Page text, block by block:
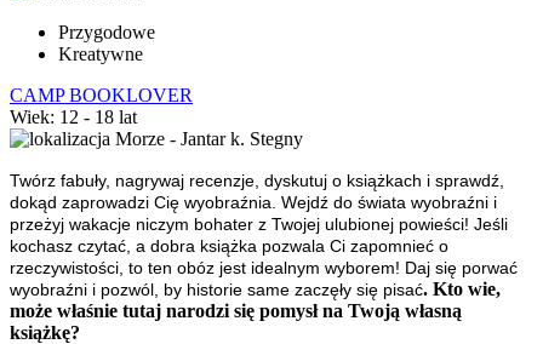
Przygodowe
Kreatywne
CAMP BOOKLOVER
Wiek: 12 - 18 lat
Morze - Jantar k. Stegny
Twórz fabuły, nagrywaj recenzje, dyskutuj o książkach i sprawdź,
dokąd zaprowadzi Cię wyobraźnia. Wejdź do świata wyobraźni i
przeżyj wakacje niczym bohater z Twojej ulubionej powieści! Jeśli
kochasz czytać, a dobra książka pozwala Ci zapomnieć o
rzeczywistości, to ten obóz jest idealnym wyborem! Daj się porwać
wyobraźni i pozwól, by historie same zaczęły się pisać. Kto wie,
może właśnie tutaj narodzi się pomysł na Twoją własną
książkę?